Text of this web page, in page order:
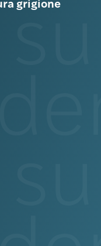
grigione